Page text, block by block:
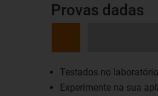
Provas dadas
Testados no
Experimente na sua